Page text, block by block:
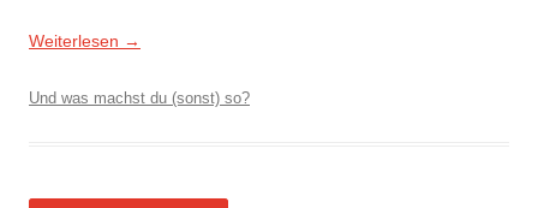
Weiterlesen →
Und was machst du (sonst) so?